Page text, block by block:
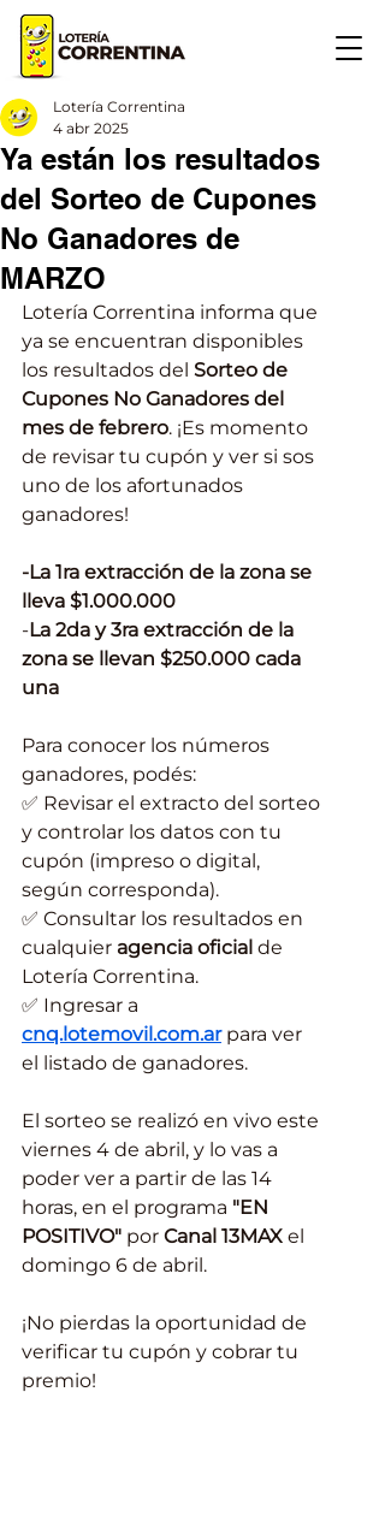
Ya están los resultados
del Sorteo de Cupones
No Ganadores de
MARZO
Lotería Correntina
4 abr 2025
Lotería Correntina informa que
ya se encuentran disponibles
los resultados del Sorteo de
Cupones No Ganadores del
mes de febrero. ¡Es momento
de revisar tu cupón y ver si sos
uno de los afortunados
ganadores!
-La 1ra extracción de la zona se
lleva $1.000.000
-La 2da y 3ra extracción de la
zona se llevan $250.000 cada
una
Para conocer los números
ganadores, podés:
✅ Revisar el extracto del sorteo
y controlar los datos con tu
cupón (impreso o digital,
según corresponda).
✅ Consultar los resultados en
cualquier agencia oficial de
Lotería Correntina.
✅ Ingresar a
cnq.lotemovil.com.ar para ver
el listado de ganadores.
El sorteo se realizó en vivo este
viernes 4 de abril, y lo vas a
poder ver a partir de las 14
horas, en el programa "EN
POSITIVO" por Canal 13MAX el
domingo 6 de abril.
¡No pierdas la oportunidad de
verificar tu cupón y cobrar tu
premio!